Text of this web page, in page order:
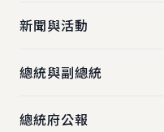
新聞與活動
總統與副總統
總統府公報